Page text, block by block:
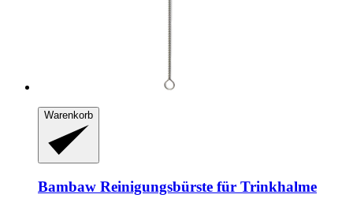
Warenkorb
Bambaw Reinigungsbürste für Trinkhalme